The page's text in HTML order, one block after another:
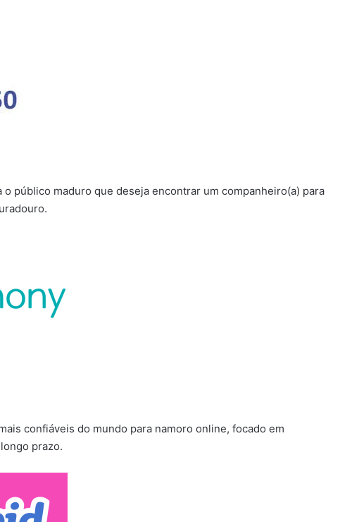
o público maduro que deseja encontrar um companheiro(a) para
confiáveis do mundo para namoro online, focado em
prazo.